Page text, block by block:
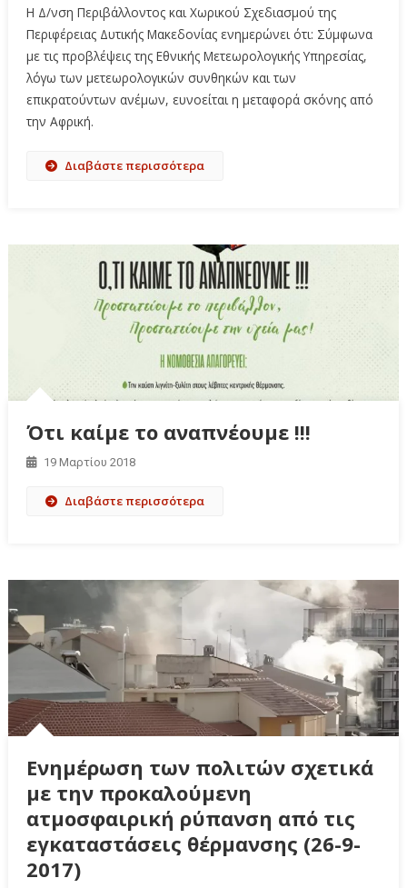
Η Δ/νση Περιβάλλοντος και Χωρικού Σχεδιασμού της
Περιφέρειας Δυτικής Μακεδονίας ενημερώνει ότι: Σύμφωνα
με τις προβλέψεις της Εθνικής Μετεωρολογικής Υπηρεσίας,
λόγω των μετεωρολογικών συνθηκών και των
επικρατούντων ανέμων, ευνοείται η μεταφορά σκόνης από
την Αφρική.
Διαβάστε περισσότερα
Ότι καίμε το αναπνέουμε !!!
19 Μαρτίου 2018
Διαβάστε περισσότερα
Ενημέρωση των πολιτών σχετικά
με την προκαλούμενη
ατμοσφαιρική ρύπανση από τις
εγκαταστάσεις θέρμανσης (26-9-
2017)